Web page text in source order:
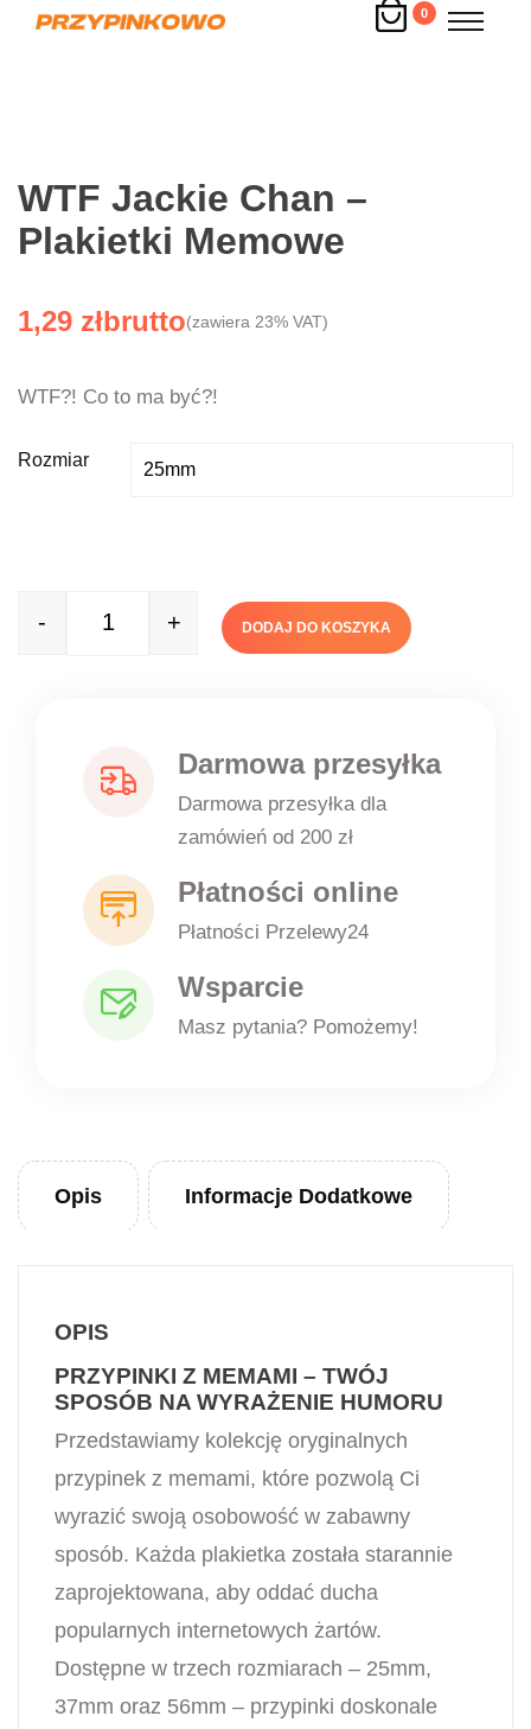
0
WTF Jackie Chan –
Plakietki Memowe
1,29 zł (zawiera 23% VAT)
WTF?! Co to ma być?!
Rozmiar
Quantity
- + DODAJ DO KOSZYKA
Darmowa przesyłka
Darmowa przesyłka dla
zamówień od 200 zł
Płatności online
Płatności Przelewy24
Wsparcie
Masz pytania? Pomożemy!
Opis Informacje Dodatkowe
OPIS
PRZYPINKI Z MEMAMI – TWÓJ
SPOSÓB NA WYRAŻENIE HUMORU
Przedstawiamy kolekcję oryginalnych
przypinek z memami, które pozwolą Ci
wyrazić swoją osobowość w zabawny
sposób. Każda plakietka została starannie
zaprojektowana, aby oddać ducha
popularnych internetowych żartów.
Dostępne w trzech rozmiarach – 25mm,
37mm oraz 56mm – przypinki doskonale